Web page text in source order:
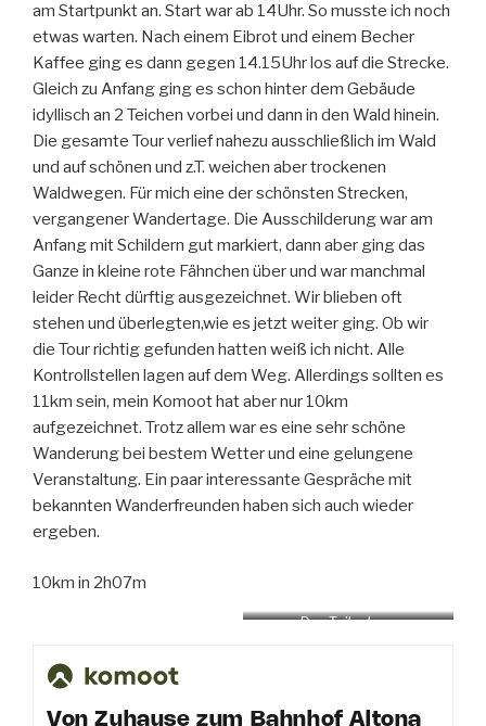
am Startpunkt an. Start war ab 14Uhr. So musste ich noch
etwas warten. Nach einem Eibrot und einem Becher
Kaffee ging es dann gegen 14.15Uhr los auf die Strecke.
Gleich zu Anfang ging es schon hinter dem Gebäude
idyllisch an 2 Teichen vorbei und dann in den Wald hinein.
Die gesamte Tour verlief nahezu ausschließlich im Wald
und auf schönen und z.T. weichen aber trockenen
Waldwegen. Für mich eine der schönsten Strecken,
vergangener Wandertage. Die Ausschilderung war am
Anfang mit Schildern gut markiert, dann aber ging das
Ganze in kleine rote Fähnchen über und war manchmal
leider Recht dürftig ausgezeichnet. Wir blieben oft
stehen und überlegten,wie es jetzt weiter ging. Ob wir
die Tour richtig gefunden hatten weiß ich nicht. Alle
Kontrollstellen lagen auf dem Weg. Allerdings sollten es
11km sein, mein Komoot hat aber nur 10km
aufgezeichnet. Trotz allem war es eine sehr schöne
Wanderung bei bestem Wetter und eine gelungene
Veranstaltung. Ein paar interessante Gespräche mit
bekannten Wanderfreunden haben sich auch wieder
ergeben.
10km in 2h07m
Das Teilnahme
Wertungsheft ist voll